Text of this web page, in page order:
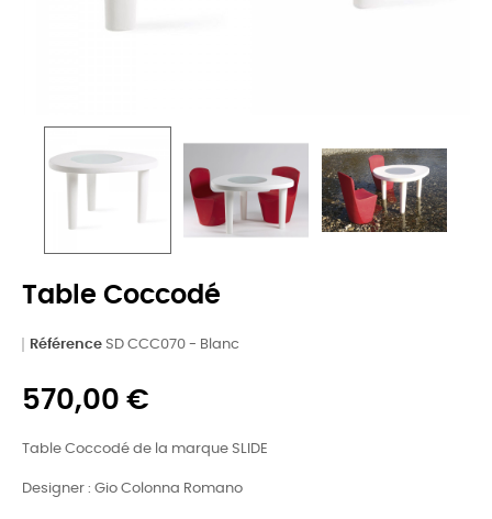
Table Coccodé
Référence SD CCC070 - Blanc
570,00 €
Table Coccodé de la marque SLIDE
Designer : Gio Colonna Romano